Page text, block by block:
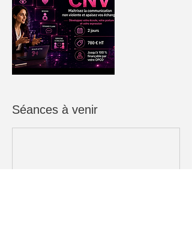
Séances à venir